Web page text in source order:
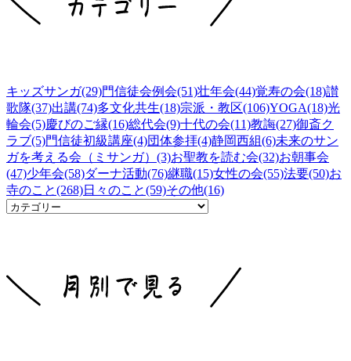
キッズサンガ(29)門信徒会例会(51)壮年会(44)覚寿の会(18)讃
歌隊(37)出講(74)多文化共生(18)宗派・教区(106)YOGA(18)光
輪会(5)慶びのご縁(16)総代会(9)十代の会(11)教誨(27)御斎ク
ラブ(5)門信徒初級講座(4)団体参拝(4)静岡西組(6)未来のサン
ガを考える会（ミサンガ）(3)お聖教を読む会(32)お朝事会
(47)少年会(58)ダーナ活動(76)継職(15)女性の会(55)法要(50)お
寺のこと(268)日々のこと(59)その他(16)